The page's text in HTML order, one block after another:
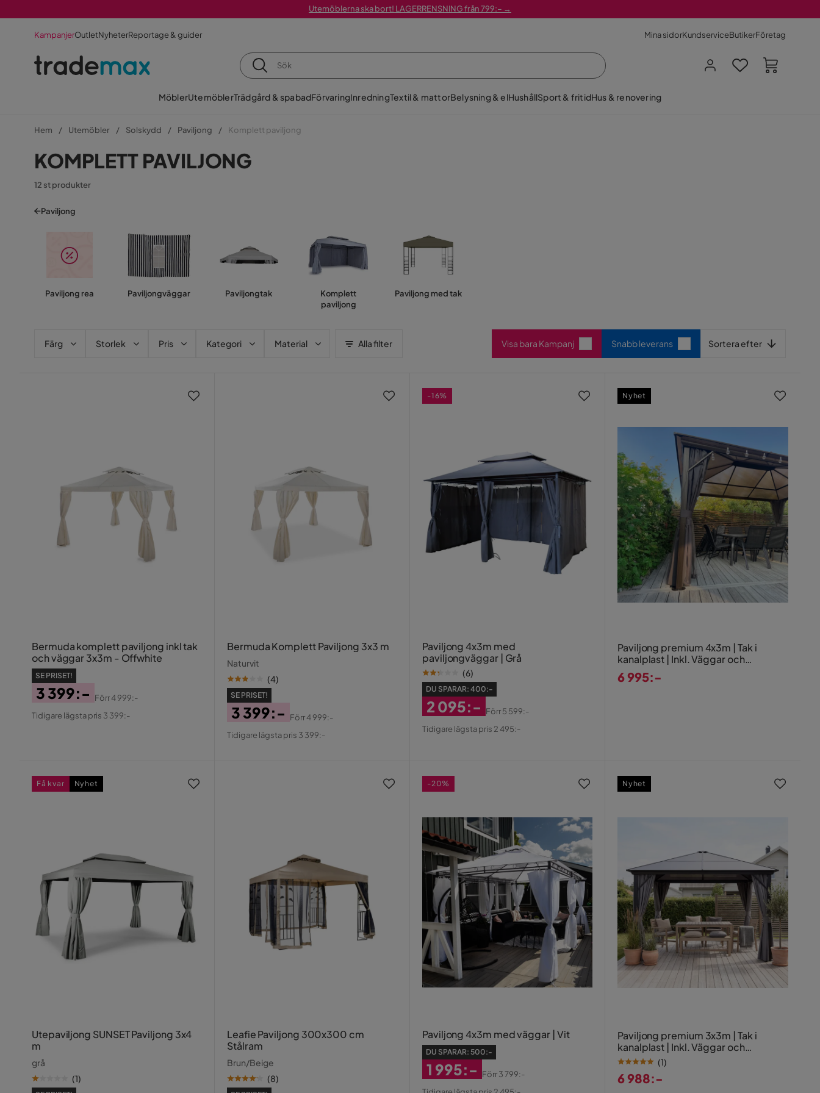
Utemöblerna ska bort! LAGERRENSNING från 799:– →
KampanjerOutletNyheterReportage & guider Mina sidorKundserviceButikerFöretag
MöblerUtemöblerTrädgård & spabadFörvaringInredningTextil & mattorBelysning & elHushållSport & fritidHus & renovering
Hem Utemöbler Solskydd Paviljong Komplett paviljong
KOMPLETT PAVILJONG
12 st produkter
Paviljong
Paviljong rea Paviljongväggar Paviljongtak
Komplett
paviljong
Paviljong med tak
Färg Storlek Pris Kategori Material Alla filter Visa bara Kampanj Snabb leverans Sortera efter
Bermuda komplett paviljong inkl tak
och väggar 3x3m - Offwhite
SE PRISET!
Pris
3 399:-
Original
Förr4 999:-
Tidigare lägsta pris 3 399:-
Bermuda Komplett Paviljong 3x3 m
Naturvit
(4)
SE PRISET!
Pris
3 399:-
Original
Förr4 999:-
Tidigare lägsta pris 3 399:-
Paviljong 4x3m med
paviljongväggar | Grå
(6)
DU SPARAR: 400:-
Rabatterat
2 095:-
Original
Förr5 599:-
Tidigare lägsta pris 2 495:-
-16%
Paviljong premium 4x3m | Tak i
kanalplast | Inkl. Väggar och
myggnät
6 995:-
Nyhet
Utepaviljong SUNSET Paviljong 3x4
m
grå
(1)
Få kvar Nyhet
Leafie Paviljong 300x300 cm
Stålram
Brun/Beige
(8)
Paviljong 4x3m med väggar | Vit
DU SPARAR: 500:-
Rabatterat
1 995:-
Original
Förr3 799:-
-20%
Paviljong premium 3x3m | Tak i
kanalplast | Inkl. Väggar och
myggnät(1)
6 988:-
Nyhet